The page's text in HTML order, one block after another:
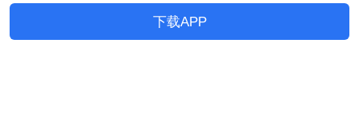
下载APP